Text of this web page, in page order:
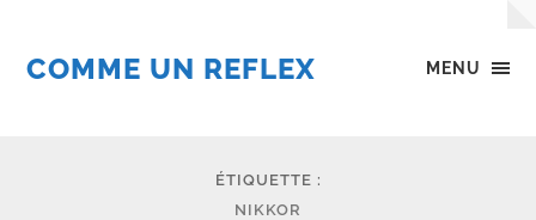
MENU
COMME UN REFLEX
ÉTIQUETTE :
NIKKOR